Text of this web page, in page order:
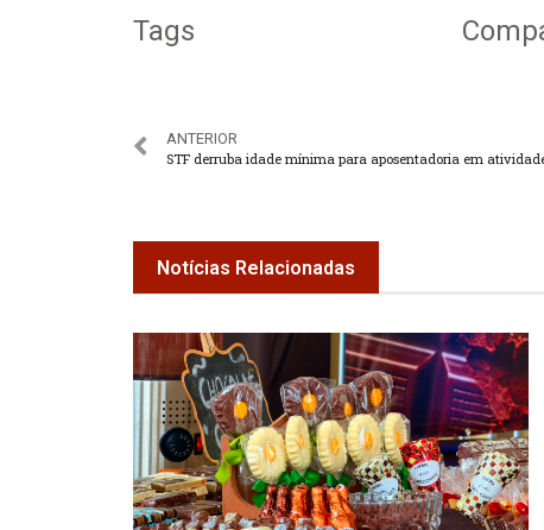
Tags
ANTERIOR
Notícias Relacionadas